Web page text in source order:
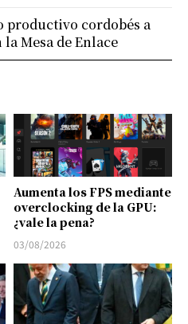
Aumenta los FPS mediante
overclocking de la GPU:
¿vale la pena?
03/08/2026
cordobés a
Mesa de Enlace